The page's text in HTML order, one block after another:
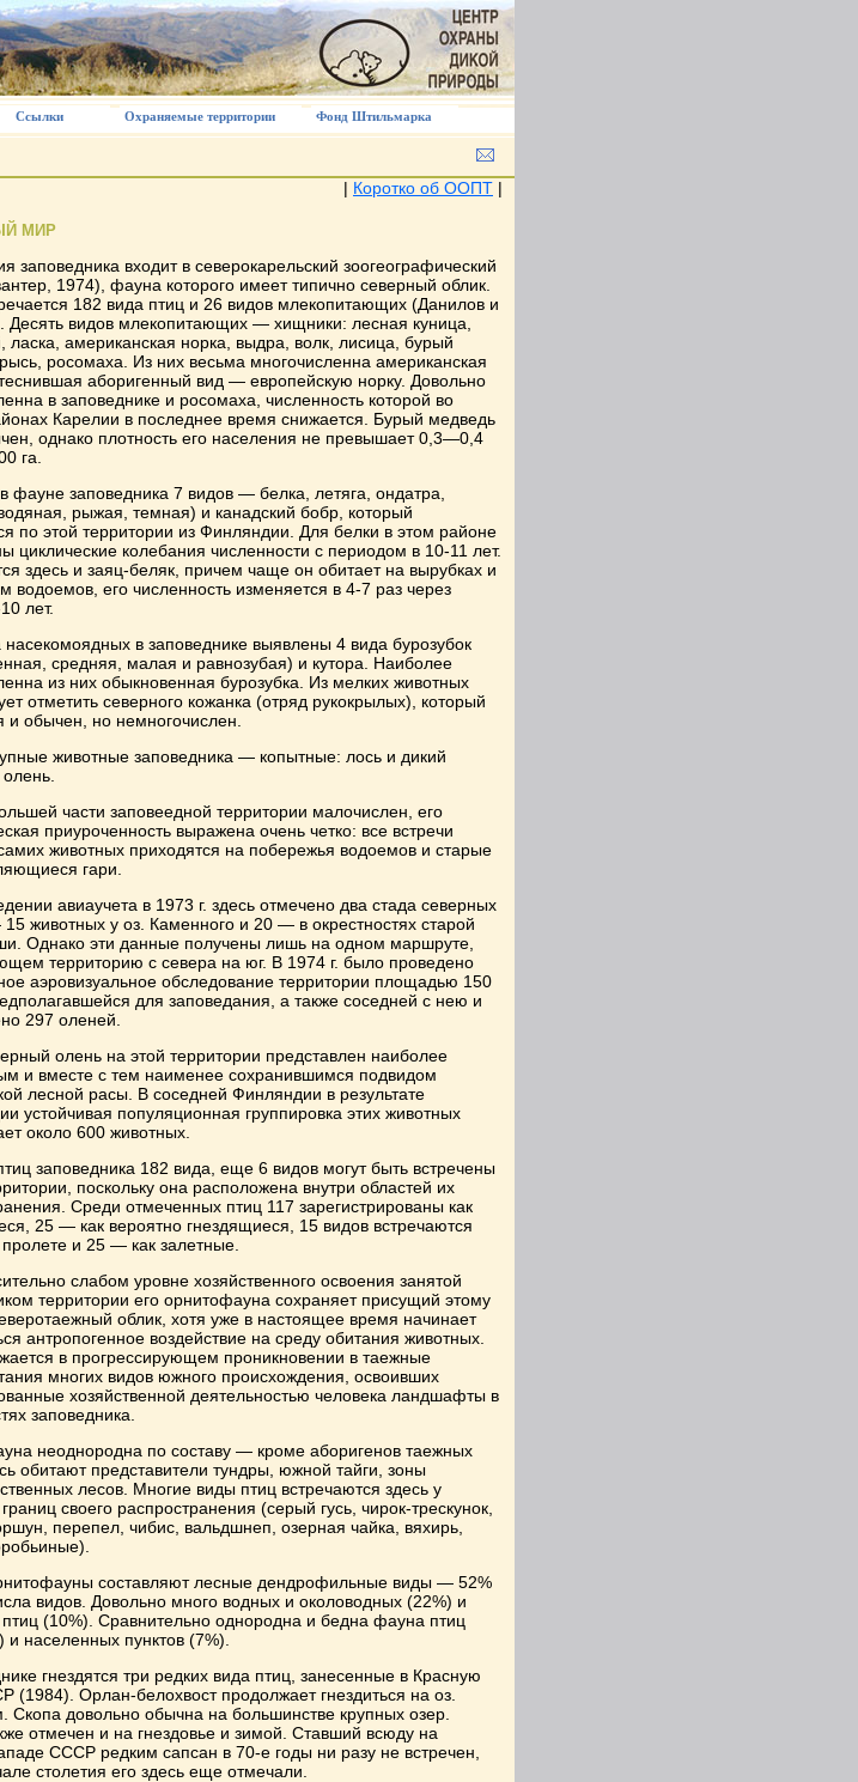
Ссылки Охраняемые территории Фонд Штильмарка
| Коротко об ООПТ |
МИР
заповедника входит в северокарельский зоогеографический
1974), фауна которого имеет типично северный облик.
182 вида птиц и 26 видов млекопитающих (Данилов и
Десять видов млекопитающих — хищники: лесная куница,
ласка, американская норка, выдра, волк, лисица, бурый
росомаха. Из них весьма многочисленна американская
аборигенный вид — европейскую норку. Довольно
в заповеднике и росомаха, численность которой во
Карелии в последнее время снижается. Бурый медведь
однако плотность его населения не превышает 0,3—0,4
га.
фауне заповедника 7 видов — белка, летяга, ондатра,
рыжая, темная) и канадский бобр, который
по этой территории из Финляндии. Для белки в этом районе
циклические колебания численности с периодом в 10-11 лет.
здесь и заяц-беляк, причем чаще он обитает на вырубках и
водоемов, его численность изменяется в 4-7 раз через
лет.
насекомоядных в заповеднике выявлены 4 вида бурозубок
средняя, малая и равнозубая) и кутора. Наиболее
из них обыкновенная бурозубка. Из мелких животных
отметить северного кожанка (отряд рукокрылых), который
и обычен, но немногочислен.
животные заповедника — копытные: лось и дикий
части заповеедной территории малочислен, его
приуроченность выражена очень четко: все встречи
животных приходятся на побережья водоемов и старые
гари.
авиаучета в 1973 г. здесь отмечено два стада северных
животных у оз. Каменного и 20 — в окрестностях старой
Однако эти данные получены лишь на одном маршруте,
территорию с севера на юг. В 1974 г. было проведено
аэровизуальное обследование территории площадью 150
для заповедания, а также соседней с нею и
297 оленей.
олень на этой территории представлен наиболее
и вместе с тем наименее сохранившимся подвидом
лесной расы. В соседней Финляндии в результате
устойчивая популяционная группировка этих животных
около 600 животных.
заповедника 182 вида, еще 6 видов могут быть встречены
поскольку она расположена внутри областей их
Среди отмеченных птиц 117 зарегистрированы как
25 — как вероятно гнездящиеся, 15 видов встречаются
пролете и 25 — как залетные.
слабом уровне хозяйственного освоения занятой
территории его орнитофауна сохраняет присущий этому
облик, хотя уже в настоящее время начинает
антропогенное воздействие на среду обитания животных.
в прогрессирующем проникновении в таежные
многих видов южного происхождения, освоивших
хозяйственной деятельностью человека ландшафты в
заповедника.
неоднородна по составу — кроме аборигенов таежных
обитают представители тундры, южной тайги, зоны
лесов. Многие виды птиц встречаются здесь у
своего распространения (серый гусь, чирок-трескунок,
перепел, чибис, вальдшнеп, озерная чайка, вяхирь,
составляют лесные дендрофильные виды — 52%
видов. Довольно много водных и околоводных (22%) и
(10%). Сравнительно однородна и бедна фауна птиц
и населенных пунктов (7%).
гнездятся три редких вида птиц, занесенные в Красную
(1984). Орлан-белохвост продолжает гнездиться на оз.
Скопа довольно обычна на большинстве крупных озер.
отмечен и на гнездовье и зимой. Ставший всюду на
СССР редким сапсан в 70-е годы ни разу не встречен,
столетия его здесь еще отмечали.